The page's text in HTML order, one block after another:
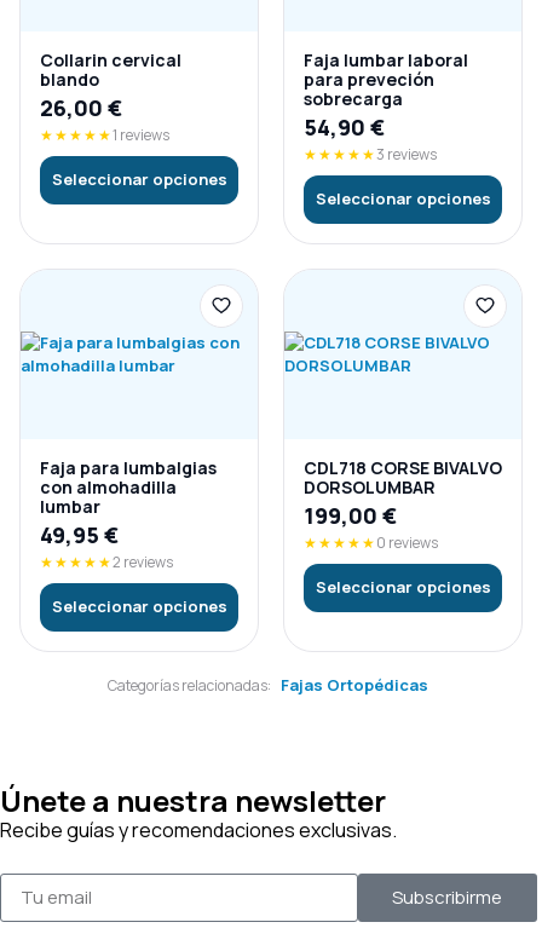
Collarin cervical
blando
26,00 €
★★★★★1 reviews
Seleccionar opciones
Faja lumbar laboral
para preveción
sobrecarga
54,90 €
★★★★★3 reviews
Seleccionar opciones
Faja para lumbalgias
con almohadilla
lumbar
49,95 €
★★★★★2 reviews
Seleccionar opciones
CDL718 CORSE BIVALVO
DORSOLUMBAR
199,00 €
★★★★★0 reviews
Seleccionar opciones
Categorías relacionadas: Fajas Ortopédicas
Únete a nuestra newsletter
Recibe guías y recomendaciones exclusivas.
Subscribirme